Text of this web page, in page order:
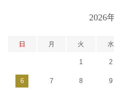
2026
日 月 火 水
1 2
6 7 8 9